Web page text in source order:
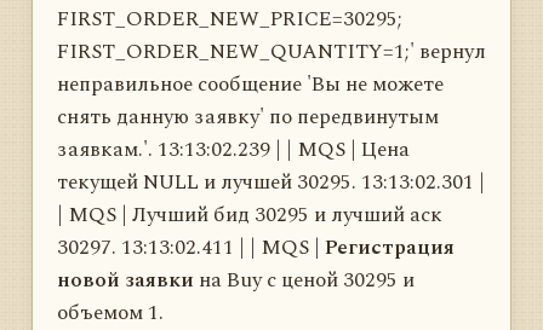
FIRST_ORDER_NEW_PRICE=30295;
FIRST_ORDER_NEW_QUANTITY=1;' вернул
неправильное сообщение 'Вы не можете
снять данную заявку' по передвинутым
заявкам.'. 13:13:02.239 | | MQS | Цена
текущей NULL и лучшей 30295. 13:13:02.301 |
| MQS | Лучший бид 30295 и лучший аск
30297. 13:13:02.411 | | MQS | Регистрация
новой заявки на Buy с ценой 30295 и
объемом 1.